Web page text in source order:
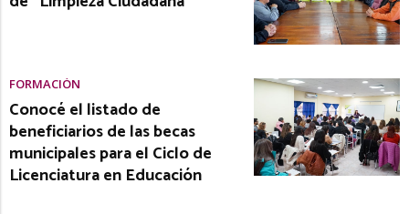
FORMACIÓN
Conocé el listado de
beneficiarios de las becas
municipales para el Ciclo de
Licenciatura en Educación